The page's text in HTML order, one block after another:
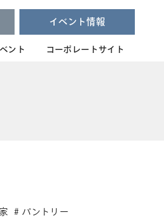
イベント情報
ント コーポレートサイト
パントリー